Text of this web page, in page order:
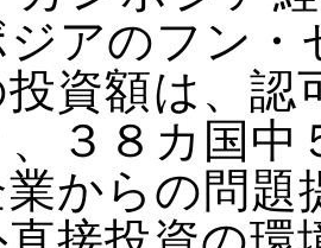
ジアのフン
資額は、認
、３８カ国
からの問